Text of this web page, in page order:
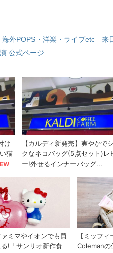
外POPS・洋楽・ライブetc 来
公式ページ